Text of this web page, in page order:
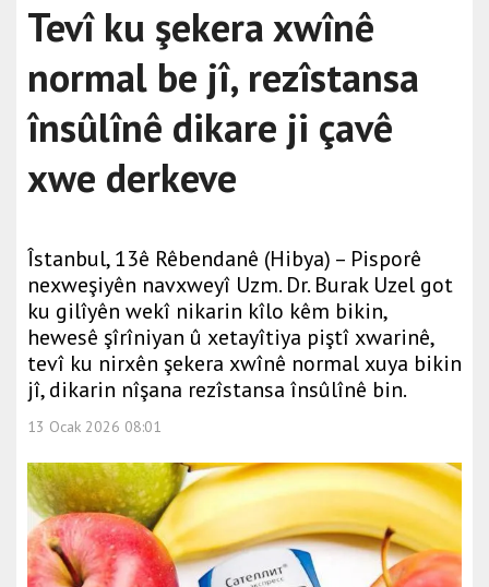
Tevî ku şekera xwînê
normal be jî, rezîstansa
însûlînê dikare ji çavê
xwe derkeve
Îstanbul, 13ê Rêbendanê (Hibya) – Pisporê
nexweşiyên navxweyî Uzm. Dr. Burak Uzel got
ku gilîyên wekî nikarin kîlo kêm bikin,
hewesê şîrîniyan û xetayîtiya piştî xwarinê,
tevî ku nirxên şekera xwînê normal xuya bikin
jî, dikarin nîşana rezîstansa însûlînê bin.
13 Ocak 2026 08:01